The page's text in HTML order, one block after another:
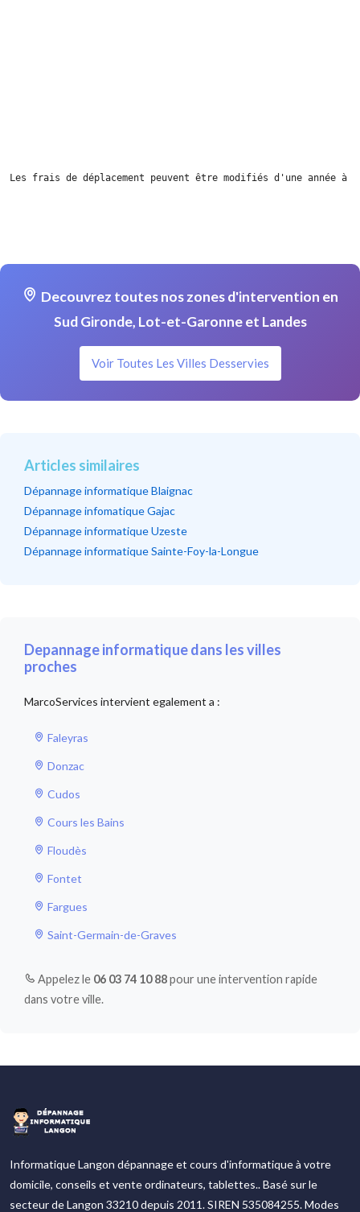
Les frais de déplacement peuvent être modifiés d'une année à
Decouvrez toutes nos zones d'intervention en
Sud Gironde, Lot-et-Garonne et Landes
Voir Toutes Les Villes Desservies
Articles similaires
Dépannage informatique Blaignac
Dépannage infomatique Gajac
Dépannage informatique Uzeste
Dépannage informatique Sainte-Foy-la-Longue
Depannage informatique dans les villes
proches
MarcoServices intervient egalement a :
Faleyras
Donzac
Cudos
Cours les Bains
Floudès
Fontet
Fargues
Saint-Germain-de-Graves
Appelez le 06 03 74 10 88pour une intervention rapide
dans votre ville.
Informatique Langon dépannage et cours d'informatique à votre
domicile, conseils et vente ordinateurs, tablettes.. Basé sur le
secteur de Langon 33210 depuis 2011. SIREN 535084255. Modes